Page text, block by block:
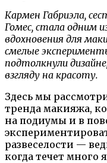
Кармен Габриэла,
Гомес, стала одним
вдохновения для
смелые
подтолкнули
взгляду на красоту.
Здесь мы
тренда макияжа,
на подиумы и в
развеселости —
когда течет много